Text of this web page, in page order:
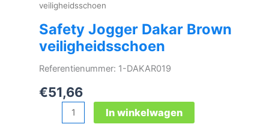
veiligheidsschoen
Safety Jogger Dakar Brown
veiligheidsschoen
Referentienummer: 1-DAKAR019
€51,66
Jogger
In winkelwagen